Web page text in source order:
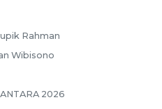
Rahman
Wibisono
2026